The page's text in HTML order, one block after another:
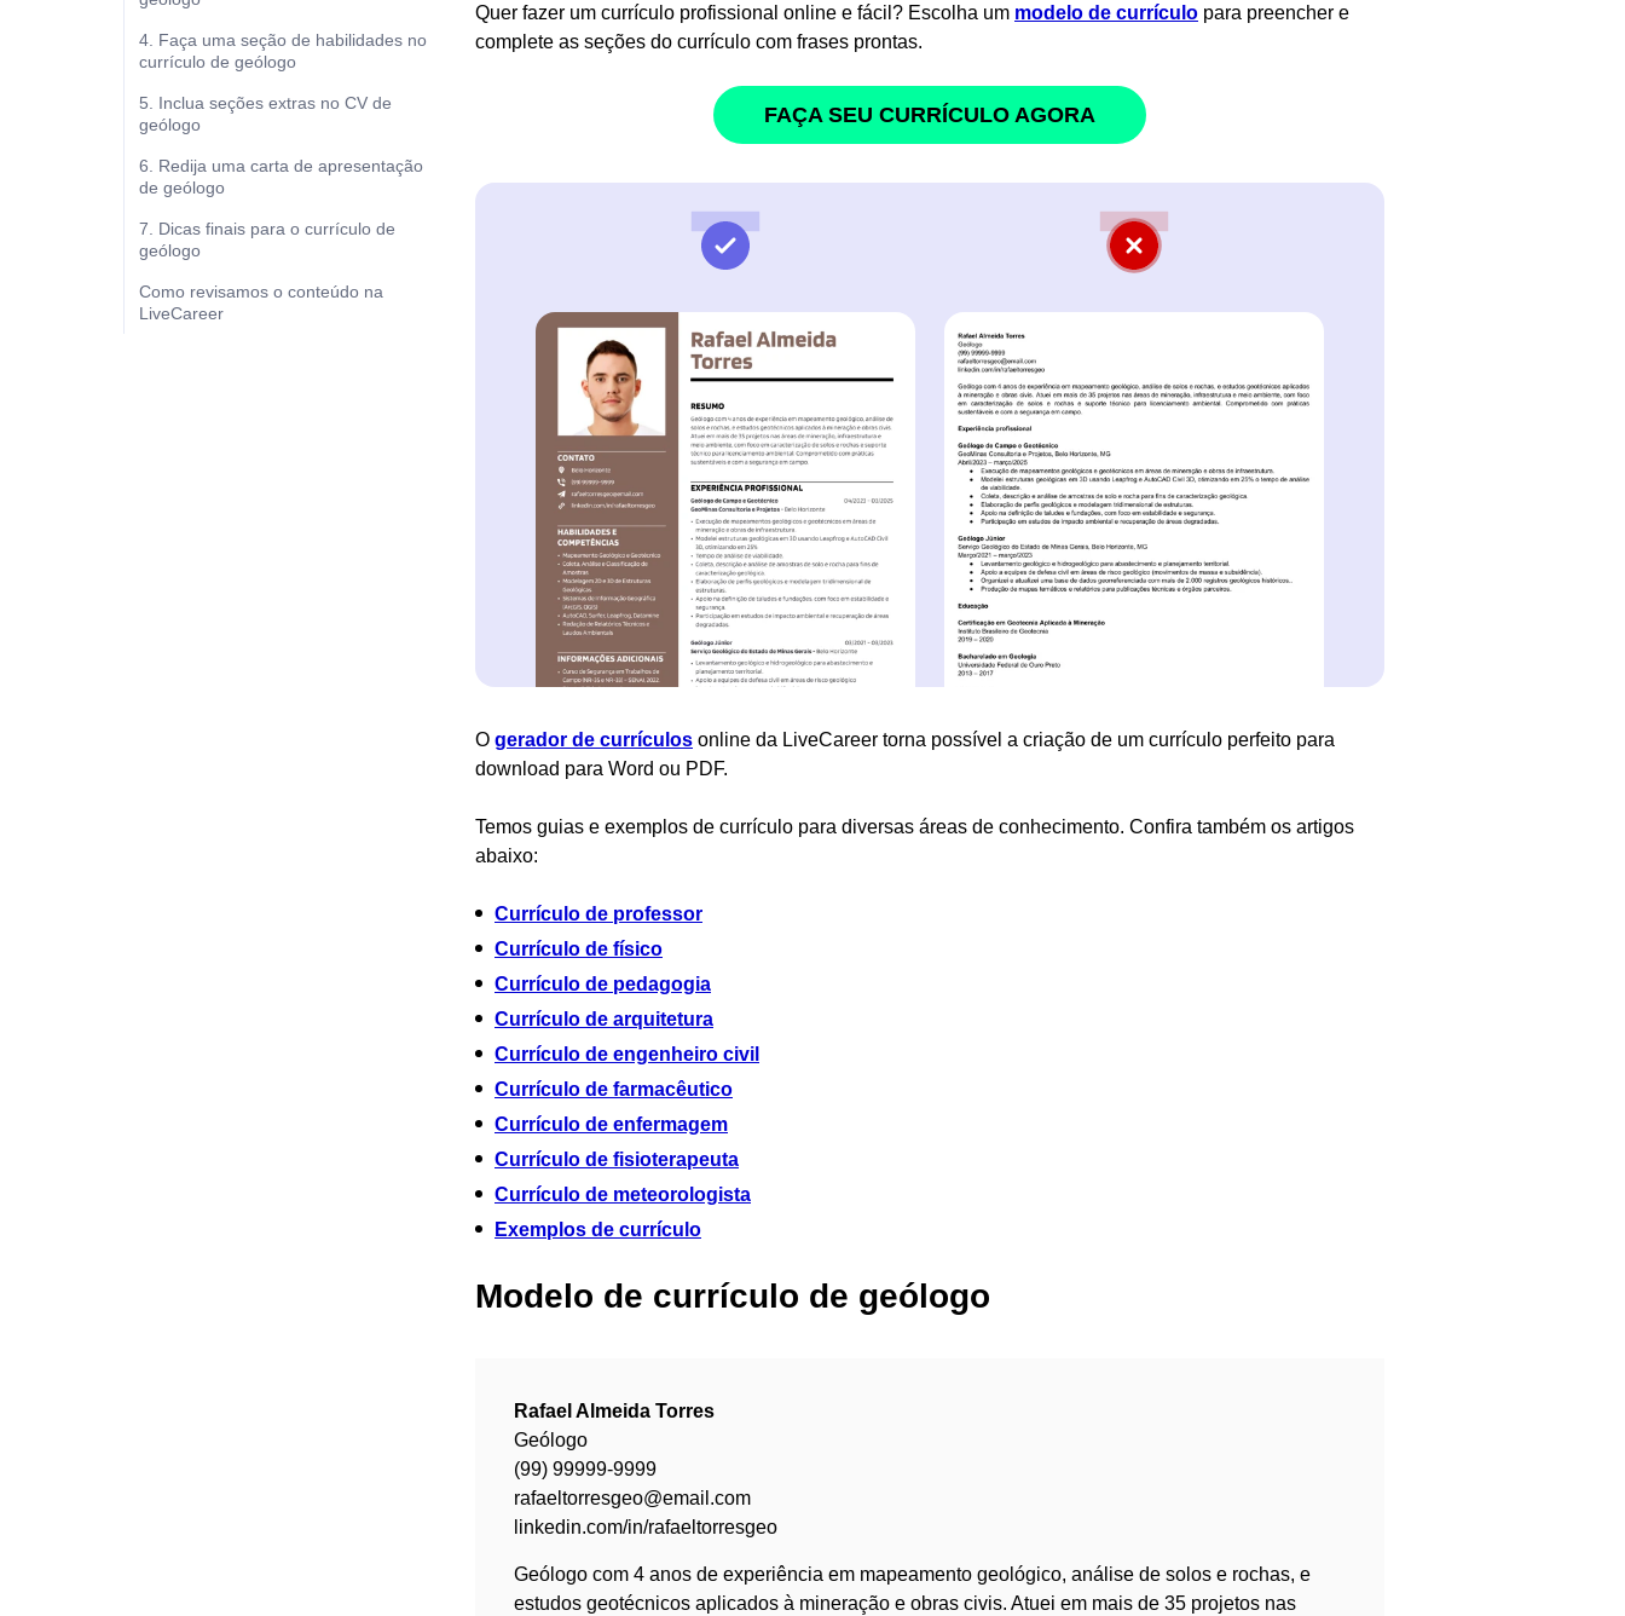
4. Faça uma seção de habilidades no
currículo de geólogo
5. Inclua seções extras no CV de
geólogo
6. Redija uma carta de apresentação
de geólogo
7. Dicas finais para o currículo de
geólogo
Como revisamos o conteúdo na
LiveCareer
Quer fazer um currículo profissional online e fácil? Escolha um modelo de currículo para preencher e
complete as seções do currículo com frases prontas.
FAÇA SEU CURRÍCULO AGORA
O gerador de currículos online da LiveCareer torna possível a criação de um currículo perfeito para
download para Word ou PDF.
Temos guias e exemplos de currículo para diversas áreas de conhecimento. Confira também os artigos
abaixo:
Currículo de professor
Currículo de físico
Currículo de pedagogia
Currículo de arquitetura
Currículo de engenheiro civil
Currículo de farmacêutico
Currículo de enfermagem
Currículo de fisioterapeuta
Currículo de meteorologista
Exemplos de currículo
Modelo de currículo de geólogo
Rafael Almeida Torres
Geólogo
(99) 99999-9999
rafaeltorresgeo@email.com
linkedin.com/in/rafaeltorresgeo
Geólogo com 4 anos de experiência em mapeamento geológico, análise de solos e rochas, e
estudos geotécnicos aplicados à mineração e obras civis. Atuei em mais de 35 projetos nas